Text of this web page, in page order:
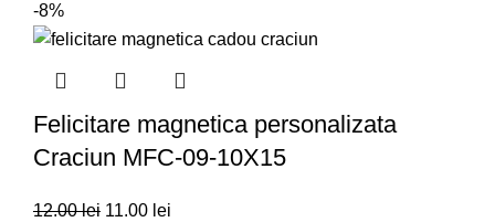
-8%
Felicitare magnetica personalizata
Craciun MFC-09-10X15
12.00lei 11.00 lei